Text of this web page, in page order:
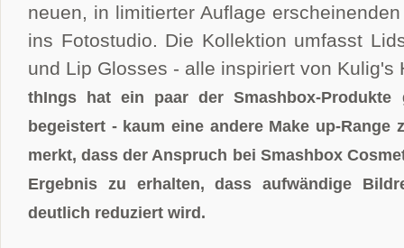
neuen, in limitierter Auflage
ins Fotostudio. Die Kollektion umfasst
und Lip Glosses - alle inspiriert von
thIngs hat ein paar der Smashbox-
begeistert - kaum eine andere Make up-
merkt, dass der Anspruch bei Smashbox
Ergebnis zu erhalten, dass aufwändige
deutlich reduziert wird.